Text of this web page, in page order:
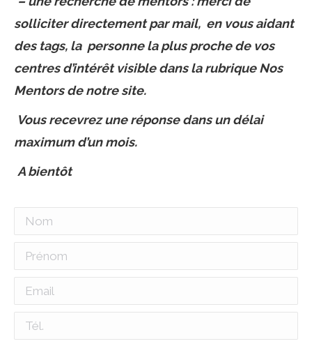
solliciter directement par mail, en vous aidant
des tags, la personne la plus proche de vos
centres d’intérêt visible dans la rubrique Nos
Mentors de notre site.
Vous recevrez une réponse dans un délai
maximum d’un mois.
A bientôt